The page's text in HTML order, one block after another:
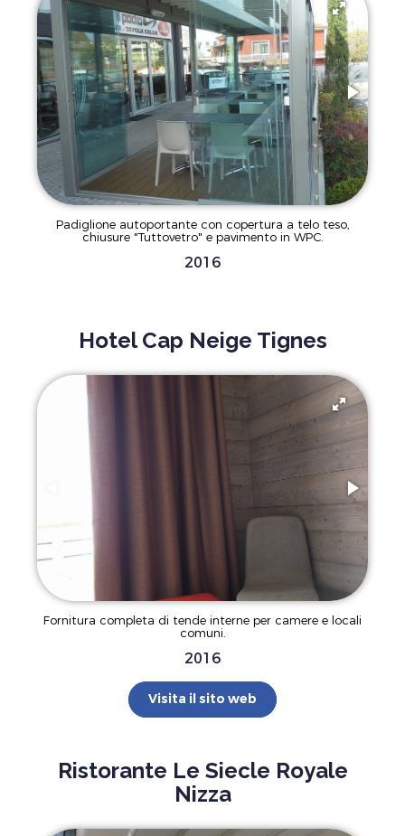
Padiglione autoportante con copertura a telo teso,
chiusure "Tuttovetro" e pavimento in WPC.
2016
Hotel Cap Neige Tignes
Fornitura completa di tende interne per camere e locali
comuni.
2016
Visita il sito web
Ristorante Le Siecle Royale
Nizza